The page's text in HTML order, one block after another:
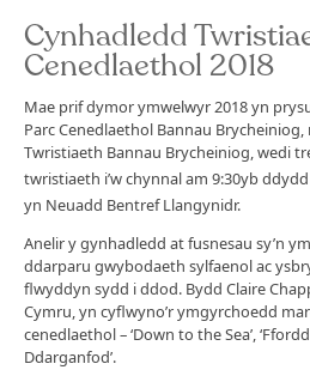
Cynhadledd
Cenedlaethol 2018
Mae prif dymor ymwelwyr 2018 yn
Parc Cenedlaethol Bannau
Twristiaeth Bannau Brycheiniog, wedi
twristiaeth i’w chynnal am 9:30yb
yn Neuadd Bentref Llangynidr.
Anelir y gynhadledd at fusnesau sy’n
ddarparu gwybodaeth sylfaenol ac
flwyddyn sydd i ddod. Bydd Claire
Cymru, yn cyflwyno’r ymgyrchoedd
cenedlaethol – ‘Down to the Sea’,
Ddarganfod’.